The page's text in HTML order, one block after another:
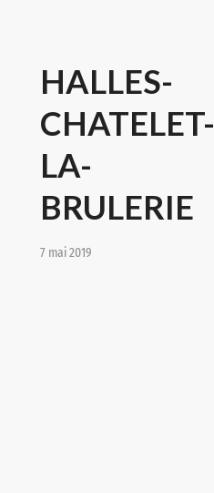
HALLES-
CHATELET-
LA-
BRULERIE
7 mai 2019